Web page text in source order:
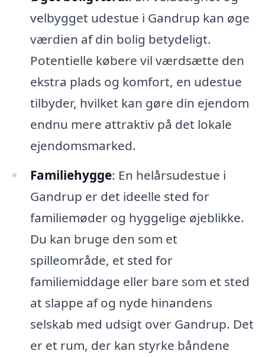
velbygget udestue i Gandrup kan øge
værdien af din bolig betydeligt.
Potentielle købere vil værdsætte den
ekstra plads og komfort, en udestue
tilbyder, hvilket kan gøre din ejendom
endnu mere attraktiv på det lokale
ejendomsmarked.
Familiehygge: En helårsudestue i
Gandrup er det ideelle sted for
familiemøder og hyggelige øjeblikke.
Du kan bruge den som et
spilleområde, et sted for
familiemiddage eller bare som et sted
at slappe af og nyde hinandens
selskab med udsigt over Gandrup. Det
er et rum, der kan styrke båndene